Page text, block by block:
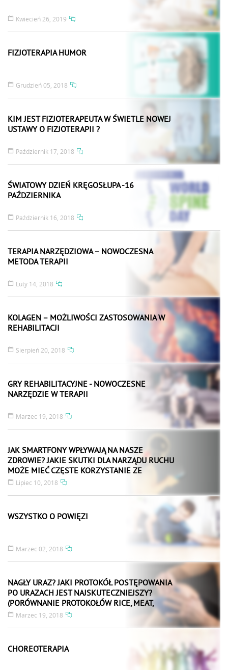
Kwiecień 26, 2019
FIZJOTERAPIA HUMOR
Grudzień 05, 2018
KIM JEST FIZJOTERAPEUTA W ŚWIETLE NOWEJ
USTAWY O FIZJOTERAPII ?
Październik 17, 2018
ŚWIATOWY DZIEŃ KRĘGOSŁUPA -16
PAŹDZIERNIKA
Październik 16, 2018
TERAPIA NARZĘDZIOWA – NOWOCZESNA
METODA TERAPII
Luty 14, 2018
KOLAGEN – MOŻLIWOŚCI ZASTOSOWANIA W
REHABILITACJI
Sierpień 20, 2018
GRY REHABILITACYJNE - NOWOCZESNE
NARZĘDZIE W TERAPII
Marzec 19, 2018
JAK SMARTFONY WPŁYWAJĄ NA NASZE
ZDROWIE? JAKIE SKUTKI DLA NARZĄDU RUCHU
MOŻE MIEĆ CZĘSTE KORZYSTANIE ZE
SMARTFONÓW?
Lipiec 10, 2018
WSZYSTKO O POWIĘZI
Marzec 02, 2018
NAGŁY URAZ? JAKI PROTOKÓŁ POSTĘPOWANIA
PO URAZACH JEST NAJSKUTECZNIEJSZY?
(PORÓWNANIE PROTOKOŁÓW RICE, MEAT,
POLICE)
Marzec 19, 2018
CHOREOTERAPIA